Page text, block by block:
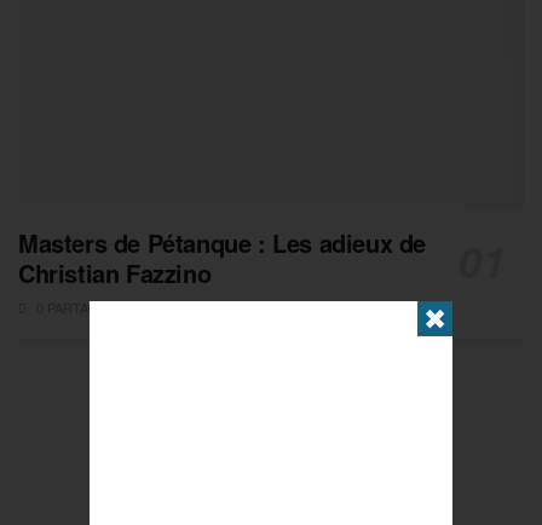
Masters de Pétanque : Les adieux de
Christian Fazzino
0 PARTAGES ✖